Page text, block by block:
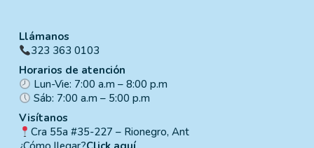
Llámanos
323 363 0103
Horarios de atención
Lun-Vie: 7:00 a.m – 8:00 p.m
Sáb: 7:00 a.m – 5:00 p.m
Visítanos
Cra 55a #35-227 – Rionegro, Ant